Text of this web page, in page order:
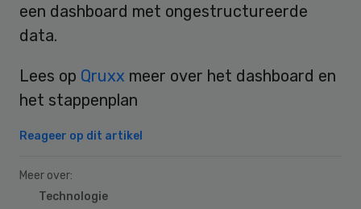
een dashboard met ongestructureerde
data.
Lees op Qruxx meer over het dashboard en
het stappenplan
Reageer op dit artikel
Meer over:
Technologie